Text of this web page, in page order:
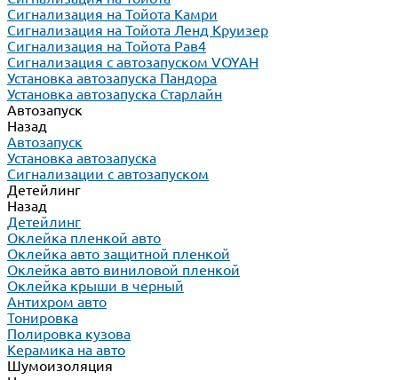
Сигнализация на Тойота Камри
Сигнализация на Тойота Ленд Круизер
Сигнализация на Тойота Рав4
Сигнализация с автозапуском VOYAH
Установка автозапуска Пандора
Установка автозапуска Старлайн
Автозапуск
Назад
Автозапуск
Установка автозапуска
Сигнализации с автозапуском
Детейлинг
Назад
Детейлинг
Оклейка пленкой авто
Оклейка авто защитной пленкой
Оклейка авто виниловой пленкой
Оклейка крыши в черный
Антихром авто
Тонировка
Полировка кузова
Керамика на авто
Шумоизоляция